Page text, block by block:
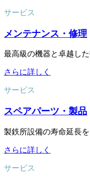
サービス
メンテナンス・修理
最高級の機器と卓越し
さらに詳しく
サービス
スペアパーツ・製品
製鉄所設備の寿命延長
さらに詳しく
サービス